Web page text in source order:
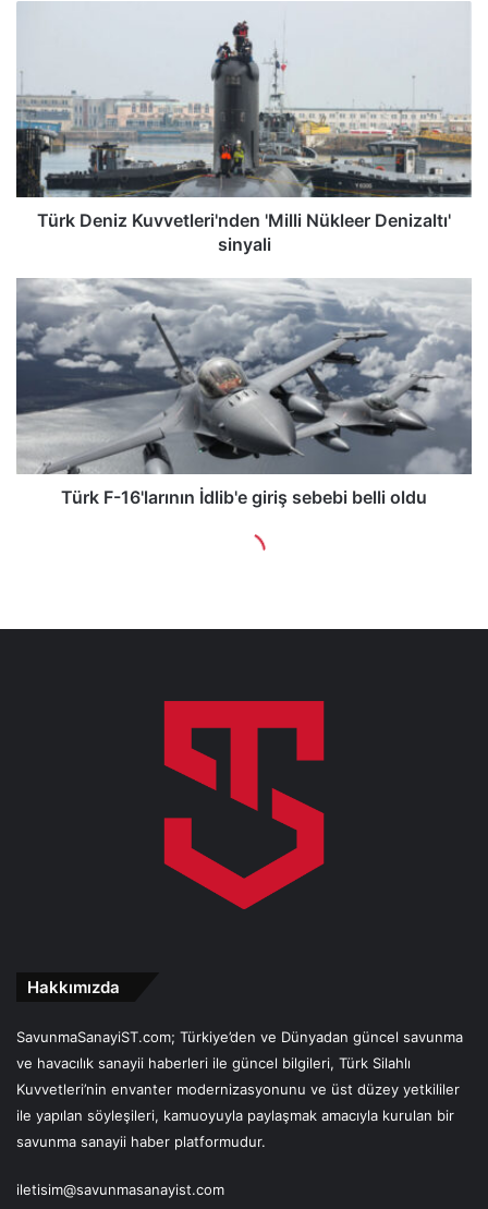
Hakkımızda
SavunmaSanayiST.com; Türkiye’den ve Dünyadan güncel savunma
ve havacılık sanayii haberleri ile güncel bilgileri, Türk Silahlı
Kuvvetleri’nin envanter modernizasyonunu ve üst düzey yetkililer
ile yapılan söyleşileri, kamuoyuyla paylaşmak amacıyla kurulan bir
savunma sanayii haber platformudur.
iletisim@savunmasanayist.com